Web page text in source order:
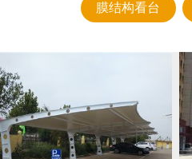
膜结构看台